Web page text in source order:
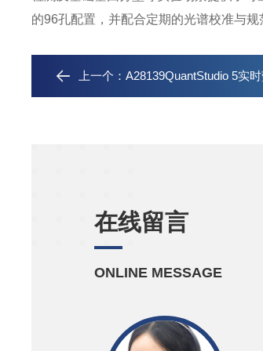
的96孔配置，并配合定期的光谱校准与
上一个： A28139QuantStudio 5实时荧光
在线留言
ONLINE MESSAGE